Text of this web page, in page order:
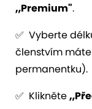
„Premium".
✅ Vyberte
členstvím máte
permanentku).
✅ Klikněte